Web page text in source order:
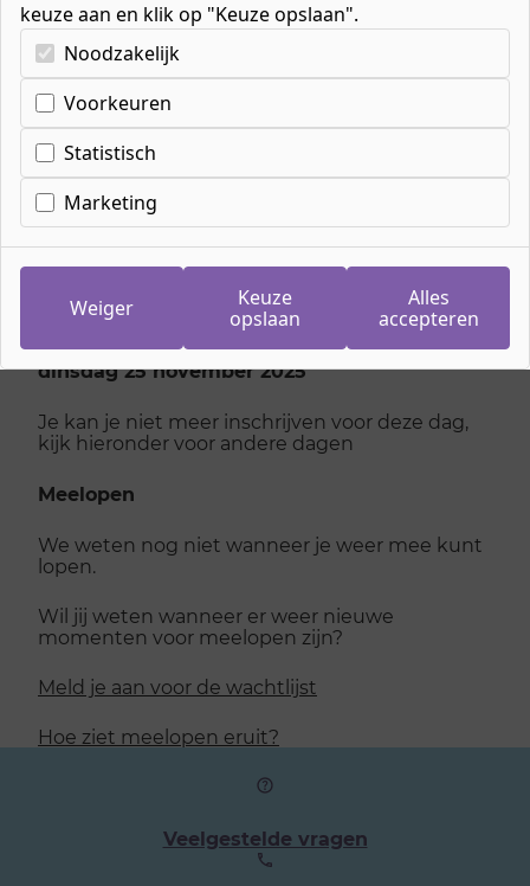
Cookie-instellingen
keuze aan en klik op "Keuze opslaan".
Kies uw cookie-voorkeuren
Noodzakelijk
Voorkeuren
Statistisch
Marketing
Weiger
Keuze
opslaan
Alles
accepteren
Inschrijven
meeloopdag
Leidinggevende
facilitaire
dienstverlening
dinsdag 25 november 2025
Je kan je niet meer inschrijven voor deze dag,
kijk hieronder voor andere dagen
Meelopen
We weten nog niet wanneer je weer mee kunt
lopen.
Wil jij weten wanneer er weer nieuwe
momenten voor meelopen zijn?
Meld je aan voor de wachtlijst
Hoe ziet meelopen eruit?
Veelgestelde vragen